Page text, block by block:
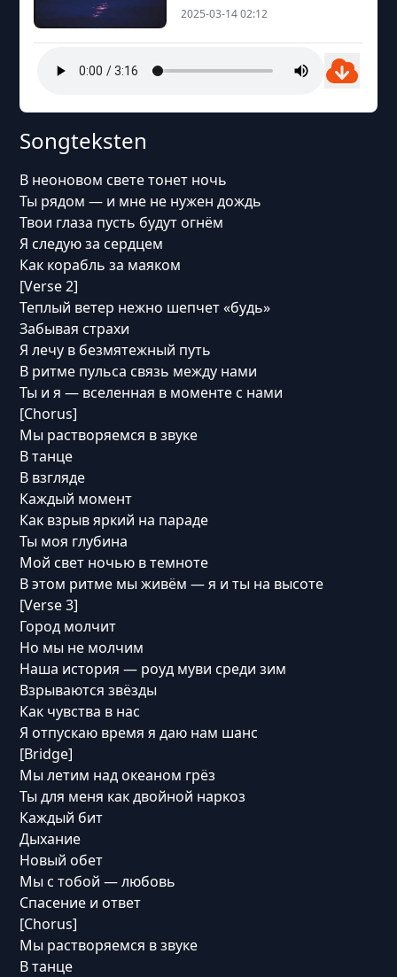
2025-03-14 02:12
Songteksten
В неоновом свете тонет ночь
Ты рядом — и мне не нужен дождь
Твои глаза пусть будут огнём
Я следую за сердцем
Как корабль за маяком
[Verse 2]
Теплый ветер нежно шепчет «будь»
Забывая страхи
Я лечу в безмятежный путь
В ритме пульса связь между нами
Ты и я — вселенная в моменте с нами
[Chorus]
Мы растворяемся в звуке
В танце
В взгляде
Каждый момент
Как взрыв яркий на параде
Ты моя глубина
Мой свет ночью в темноте
В этом ритме мы живём — я и ты на высоте
[Verse 3]
Город молчит
Но мы не молчим
Наша история — роуд муви среди зим
Взрываются звёзды
Как чувства в нас
Я отпускаю время я даю нам шанс
[Bridge]
Мы летим над океаном грёз
Ты для меня как двойной наркоз
Каждый бит
Дыхание
Новый обет
Мы с тобой — любовь
Спасение и ответ
[Chorus]
Мы растворяемся в звуке
В танце